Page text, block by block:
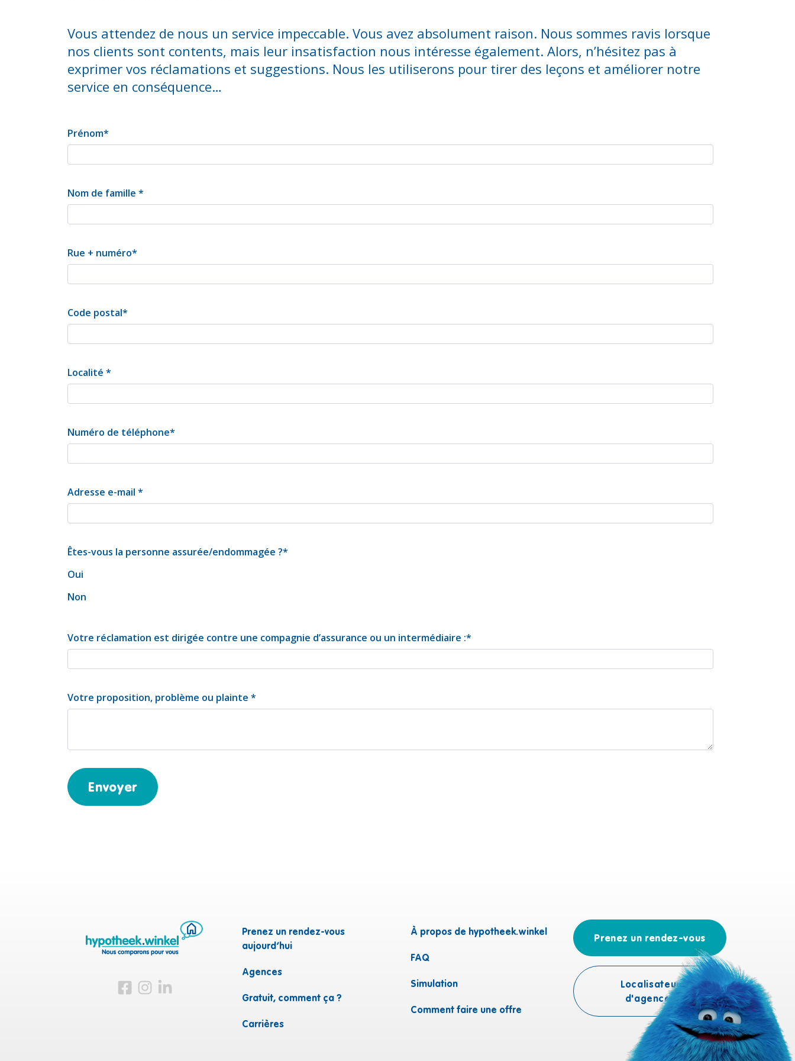
Vous attendez de nous un service impeccable. Vous avez absolument raison. Nous sommes ravis lorsque
nos clients sont contents, mais leur insatisfaction nous intéresse également. Alors, n’hésitez pas à
exprimer vos réclamations et suggestions. Nous les utiliserons pour tirer des leçons et améliorer notre
service en conséquence…
Prénom*
Nom de famille *
Rue + numéro*
Code postal*
Localité *
Numéro de téléphone*
Adresse e-mail *
Êtes-vous la personne assurée/endommagée ?*
Oui
Non
Votre réclamation est dirigée contre une compagnie d’assurance ou un intermédiaire :*
Votre proposition, problème ou plainte *
Visitez-nous sur Facebook
Visitez-nous sur Instagram
Visitez-nous sur LinkedIn
Prenez un rendez-vous
aujourd’hui
Agences
Gratuit, comment ça ?
Carrières
À propos de hypotheek.winkel
FAQ
Simulation
Comment faire une offre
Prenez un rendez-vous
Localisateur
d'agences